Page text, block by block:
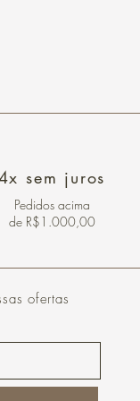
sem juros
Pedidos acima
de R$1.000,00
ofertas